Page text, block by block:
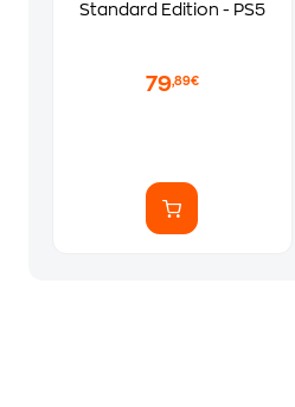
Standard Edition - PS5
79,89€